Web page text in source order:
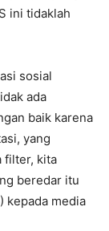
ini tidaklah
sosial
ada
baik karena
yang
filter, kita
beredar itu
kepada media